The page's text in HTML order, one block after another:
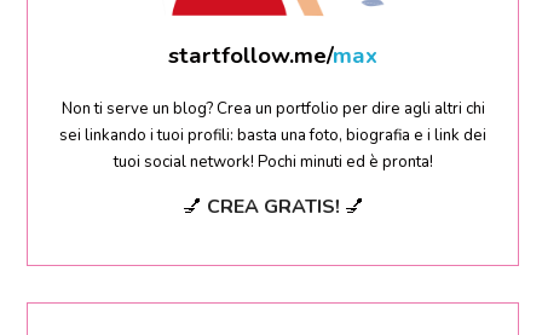
startfollow.me/filippo
Non ti serve un blog? Crea un portfolio per dire agli altri chi
sei linkando i tuoi profili: basta una foto, biografia e i link dei
tuoi social network! Pochi minuti ed è pronta!
💅 CREA GRATIS! 💅